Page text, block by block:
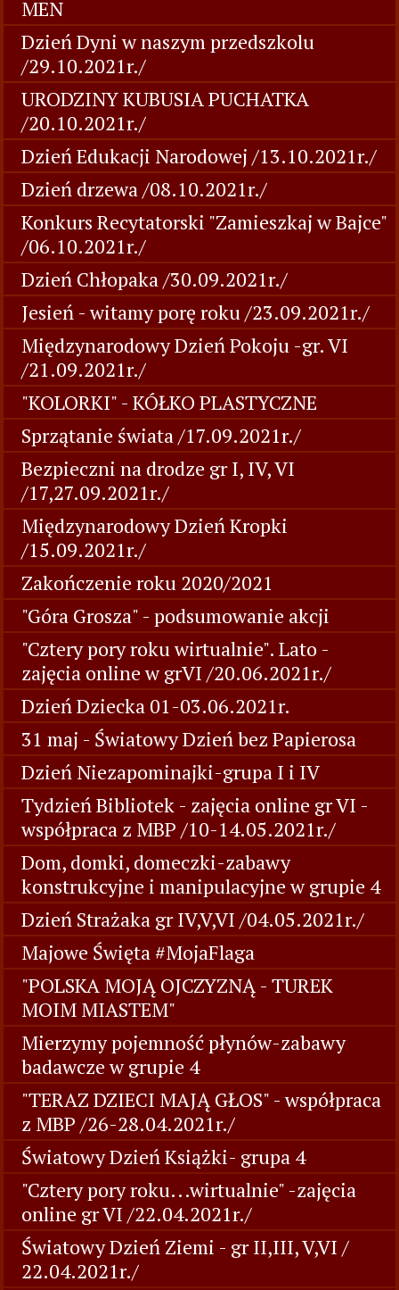
MEN
Dzień Dyni w naszym przedszkolu
/29.10.2021r./
URODZINY KUBUSIA PUCHATKA
/20.10.2021r./
Dzień Edukacji Narodowej /13.10.2021r./
Dzień drzewa /08.10.2021r./
Konkurs Recytatorski "Zamieszkaj w Bajce"
/06.10.2021r./
Dzień Chłopaka /30.09.2021r./
Jesień - witamy porę roku /23.09.2021r./
Międzynarodowy Dzień Pokoju -gr. VI
/21.09.2021r./
"KOLORKI" - KÓŁKO PLASTYCZNE
Sprzątanie świata /17.09.2021r./
Bezpieczni na drodze gr I, IV, VI
/17,27.09.2021r./
Międzynarodowy Dzień Kropki
/15.09.2021r./
Zakończenie roku 2020/2021
"Góra Grosza" - podsumowanie akcji
"Cztery pory roku wirtualnie". Lato -
zajęcia online w grVI /20.06.2021r./
Dzień Dziecka 01-03.06.2021r.
31 maj - Światowy Dzień bez Papierosa
Dzień Niezapominajki-grupa I i IV
Tydzień Bibliotek - zajęcia online gr VI -
współpraca z MBP /10-14.05.2021r./
Dom, domki, domeczki-zabawy
konstrukcyjne i manipulacyjne w grupie 4
Dzień Strażaka gr IV,V,VI /04.05.2021r./
Majowe Święta #MojaFlaga
"POLSKA MOJĄ OJCZYZNĄ - TUREK
MOIM MIASTEM"
Mierzymy pojemność płynów-zabawy
badawcze w grupie 4
"TERAZ DZIECI MAJĄ GŁOS" - współpraca
z MBP /26-28.04.2021r./
Światowy Dzień Książki- grupa 4
"Cztery pory roku...wirtualnie" -zajęcia
online gr VI /22.04.2021r./
Światowy Dzień Ziemi - gr II,III, V,VI /
22.04.2021r./